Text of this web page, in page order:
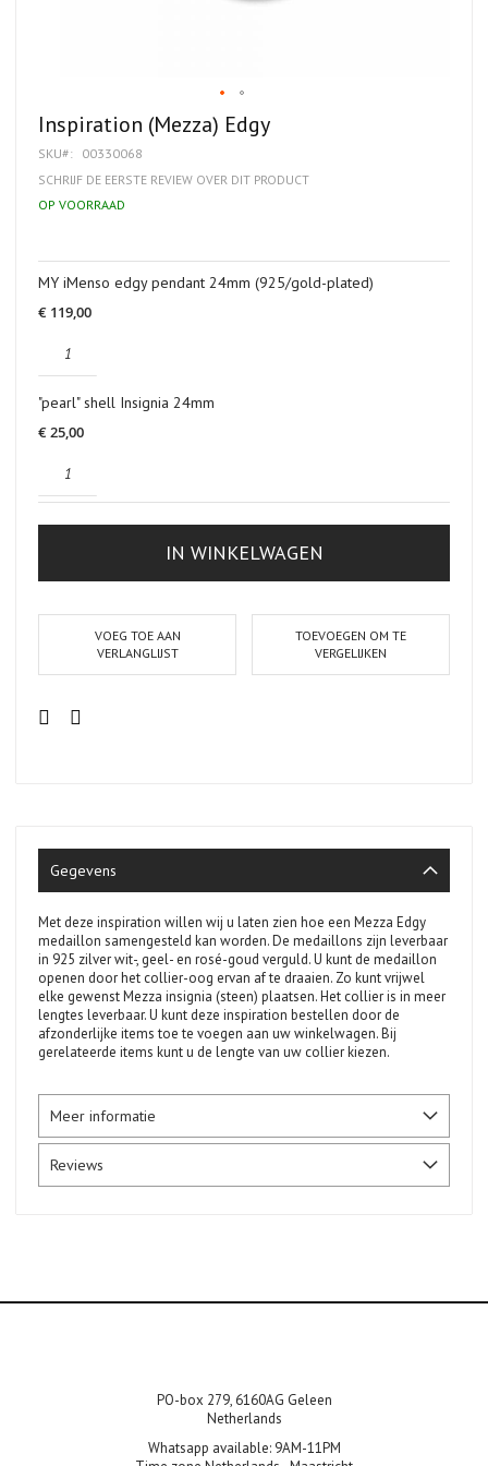
Ga
naar
het
begin
de
Inspiration (Mezza) Edgy
SKU
00330068
SCHRIJF DE EERSTE REVIEW OVER DIT PRODUCT
OP VOORRAAD
productitems
MY iMenso edgy pendant 24mm (925/gold-plated)
€ 119,00
"pearl" shell Insignia 24mm
€ 25,00
IN WINKELWAGEN
VOEG TOE AAN
VERLANGLIJST
TOEVOEGEN OM TE
VERGELIJKEN
Gegevens
Met deze inspiration willen wij u laten zien hoe een Mezza Edgy
medaillon samengesteld kan worden. De medaillons zijn leverbaar
in 925 zilver wit-, geel- en rosé-goud verguld. U kunt de medaillon
openen door het collier-oog ervan af te draaien. Zo kunt vrijwel
elke gewenst Mezza insignia (steen) plaatsen. Het collier is in meer
lengtes leverbaar. U kunt deze inspiration bestellen door de
afzonderlijke items toe te voegen aan uw winkelwagen. Bij
gerelateerde items kunt u de lengte van uw collier kiezen.
Meer informatie
Reviews
PO-box 279, 6160AG Geleen
Netherlands
Whatsapp available: 9AM-11PM